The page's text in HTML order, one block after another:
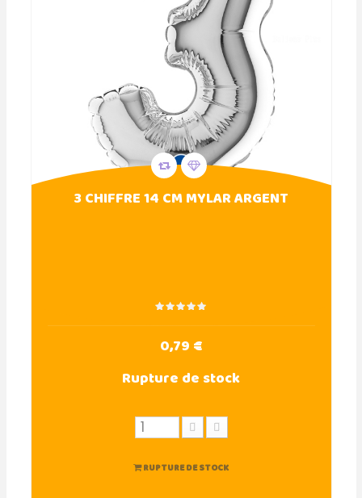
3 CHIFFRE 14 CM MYLAR ARGENT
0,79 €
Rupture de stock
RUPTURE DE STOCK